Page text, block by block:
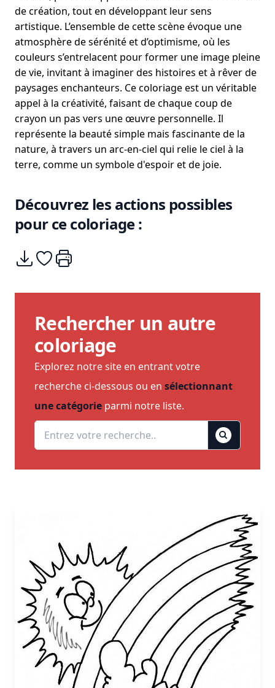
de création, tout en développant leur sens
artistique. L’ensemble de cette scène évoque une
atmosphère de sérénité et d’optimisme, où les
couleurs s’entrelacent pour former une image pleine
de vie, invitant à imaginer des histoires et à rêver de
paysages enchanteurs. Ce coloriage est un véritable
appel à la créativité, faisant de chaque coup de
crayon un pas vers une œuvre personnelle. Il
représente la beauté simple mais fascinante de la
nature, à travers un arc-en-ciel qui relie le ciel à la
terre, comme un symbole d'espoir et de joie.
Découvrez les actions possibles
pour ce coloriage :
Télécharger
Ajouter à mes coups de coeurs
Imprimer
Rechercher un autre
coloriage
Explorez notre site en entrant votre
recherche ci-dessous ou en sélectionnant
une catégorie parmi notre liste.